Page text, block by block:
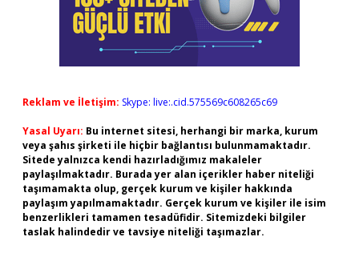
Reklam ve İletişim: Skype: live:.cid.575569c608265c69
Yasal Uyarı: Bu internet sitesi, herhangi bir marka, kurum
veya şahıs şirketi ile hiçbir bağlantısı bulunmamaktadır.
Sitede yalnızca kendi hazırladığımız makaleler
paylaşılmaktadır. Burada yer alan içerikler haber niteliği
taşımamakta olup, gerçek kurum ve kişiler hakkında
paylaşım yapılmamaktadır. Gerçek kurum ve kişiler ile isim
benzerlikleri tamamen tesadüfidir. Sitemizdeki bilgiler
taslak halindedir ve tavsiye niteliği taşımazlar.